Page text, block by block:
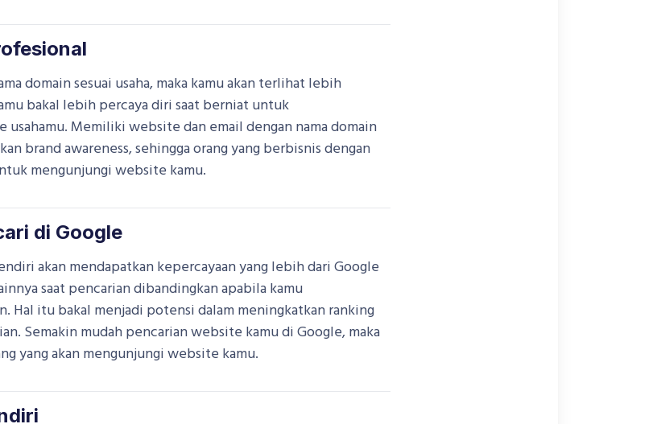
domain sesuai usaha, maka kamu akan terlihat lebih
bakal lebih percaya diri saat berniat untuk
usahamu. Memiliki website dan email dengan nama domain
brand awareness, sehingga orang yang berbisnis dengan
mengunjungi website kamu.
di Google
akan mendapatkan kepercayaan yang lebih dari Google
saat pencarian dibandingkan apabila kamu
Hal itu bakal menjadi potensi dalam meningkatkan ranking
Semakin mudah pencarian website kamu di Google, maka
yang akan mengunjungi website kamu.